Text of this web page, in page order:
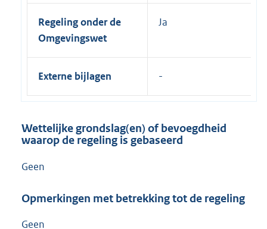
Regeling onder de
Omgevingswet
Ja
Externe bijlagen
Wettelijke grondslag(en) of bevoegdheid
waarop de regeling is gebaseerd
Geen
Opmerkingen met betrekking tot de regeling
Geen